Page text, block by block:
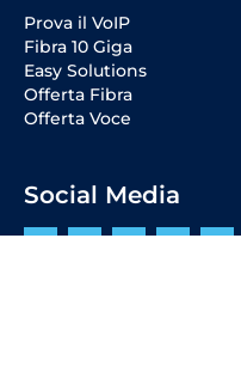
Prova il VoIP
Fibra 10 Giga
Easy Solutions
Offerta Fibra
Offerta Voce
Social Media